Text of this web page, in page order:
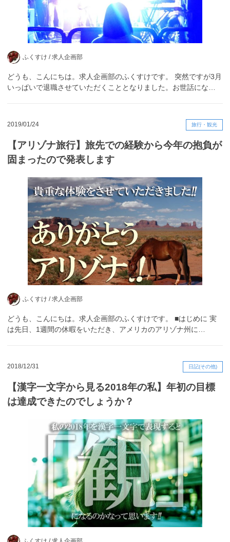
ふくすけ /求人企画部
どうも、こんにちは。求人企画部のふくすけです。 突然ですが3月
いっぱいで退職させていただくこととなりました。お世話にな…
2019/01/24 旅行・観光
【アリゾナ旅行】旅先での経験から今年の抱負が
固まったので発表します
ふくすけ /求人企画部
どうも、こんにちは。求人企画部のふくすけです。 ■はじめに 実
は先日、1週間の休暇をいただき、アメリカのアリゾナ州に…
2018/12/31 日記(その他)
【漢字一文字から見る2018年の私】年初の目標
は達成できたのでしょうか？